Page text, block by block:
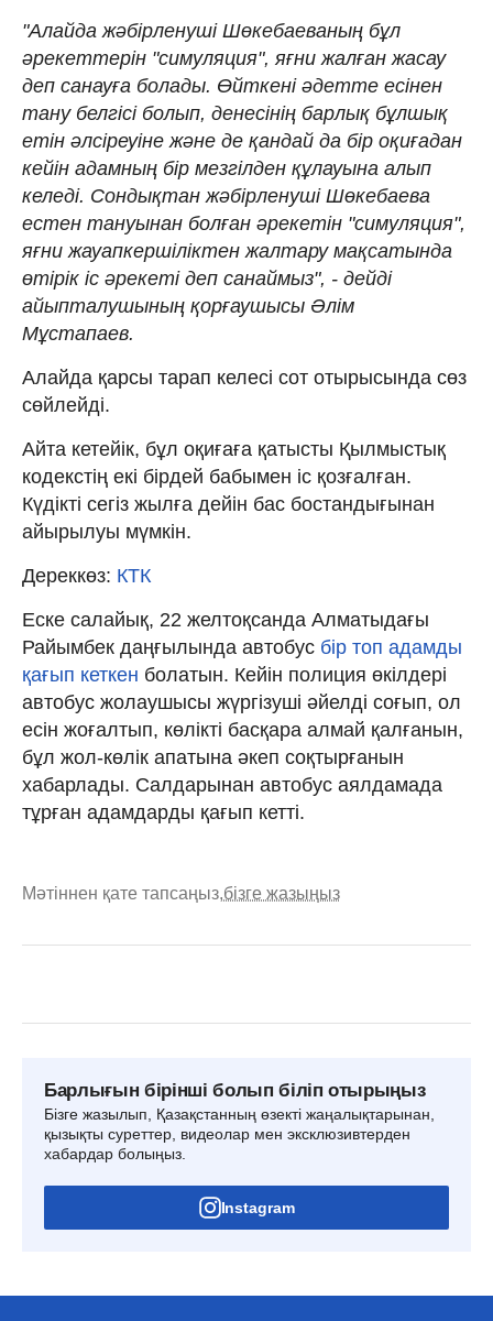
"Алайда жәбірленуші Шөкебаеваның бұл
әрекеттерін "симуляция", яғни жалған жасау
деп санауға болады. Өйткені әдетте есінен
тану белгісі болып, денесінің барлық бұлшық
етін әлсіреуіне және де қандай да бір оқиғадан
кейін адамның бір мезгілден құлауына алып
келеді. Сондықтан жәбірленуші Шөкебаева
естен тануынан болған әрекетін "симуляция",
яғни жауапкершіліктен жалтару мақсатында
өтірік іс әрекеті деп санаймыз", - дейді
айыпталушының қорғаушысы Әлім
Мұстапаев.
Алайда қарсы тарап келесі сот отырысында сөз
сөйлейді.
Айта кетейік, бұл оқиғаға қатысты Қылмыстық
кодекстің екі бірдей бабымен іс қозғалған.
Күдікті cегіз жылға дейін бас бостандығынан
айырылуы мүмкін.
Дереккөз: КТК
Еске салайық, 22 желтоқсанда Алматыдағы
Райымбек даңғылында автобус бір топ адамды
қағып кеткен болатын. Кейін полиция өкілдері
автобус жолаушысы жүргізуші әйелді соғып, ол
есін жоғалтып, көлікті басқара алмай қалғанын,
бұл жол-көлік апатына әкеп соқтырғанын
хабарлады. Салдарынан автобус аялдамада
тұрған адамдарды қағып кетті.
Мәтіннен қате тапсаңыз,бізге жазыңыз
Барлығын бірінші болып біліп отырыңыз
Бізге жазылып, Қазақстанның өзекті жаңалықтарынан,
қызықты суреттер, видеолар мен эксклюзивтерден
хабардар болыңыз.
Instagram